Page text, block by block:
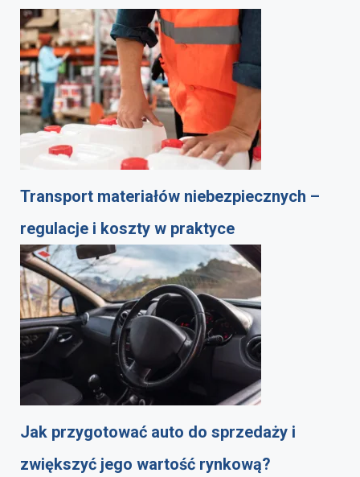
Transport materiałów niebezpiecznych –
regulacje i koszty w praktyce
Jak przygotować auto do sprzedaży i
zwiększyć jego wartość rynkową?